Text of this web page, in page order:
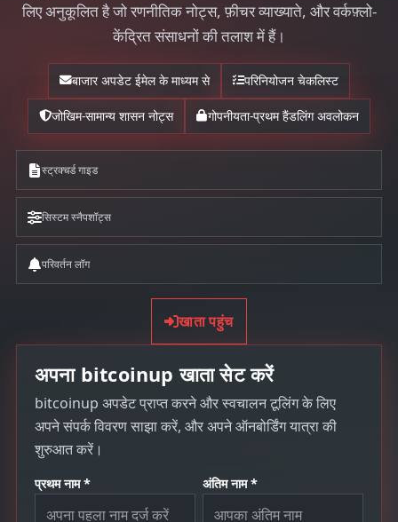
लिए अनुकूलित है जो रणनीतिक नोट्स, फ़ीचर व्याख्याते, और वर्कफ़्लो-
केंद्रित संसाधनों की तलाश में हैं।
बाजार अपडेट ईमेल के माध्यम से परिनियोजन चेकलिस्ट
जोखिम-सामान्य शासन नोट्स गोपनीयता-प्रथम हैंडलिंग अवलोकन
स्ट्रक्चर्ड गाइड
सिस्टम स्नैपशॉट्स
परिवर्तन लॉग
खाता पहुंच
अपना bitcoinup खाता सेट करें
bitcoinup अपडेट प्राप्त करने और स्वचालन टूलिंग के लिए
अपने संपर्क विवरण साझा करें, और अपने ऑनबोर्डिंग यात्रा की
शुरुआत करें।
प्रथम नाम * अंतिम नाम *